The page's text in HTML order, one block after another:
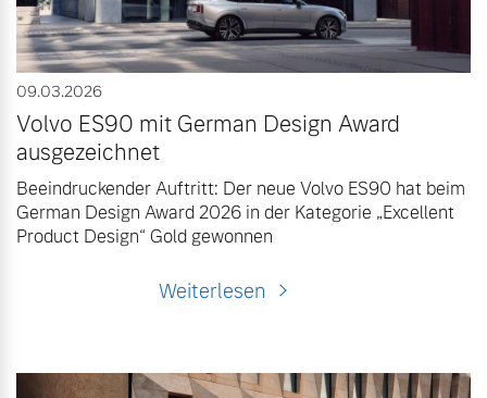
09.03.2026
Volvo ES90 mit German Design Award
ausgezeichnet
Beeindruckender Auftritt: Der neue Volvo ES90 hat beim
German Design Award 2026 in der Kategorie „Excellent
Product Design“ Gold gewonnen
Weiterlesen